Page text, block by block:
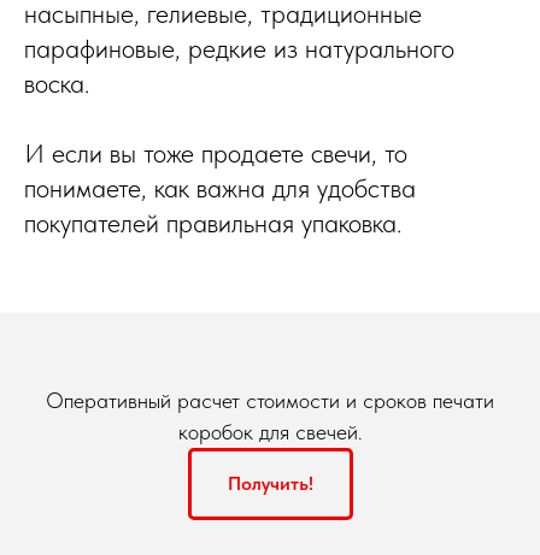
насыпные, гелиевые, традиционные
парафиновые, редкие из натурального
воска.
И если вы тоже продаете свечи, то
понимаете, как важна для удобства
покупателей правильная упаковка.
Оперативный расчет стоимости и сроков печати
коробок для свечей.
Получить!